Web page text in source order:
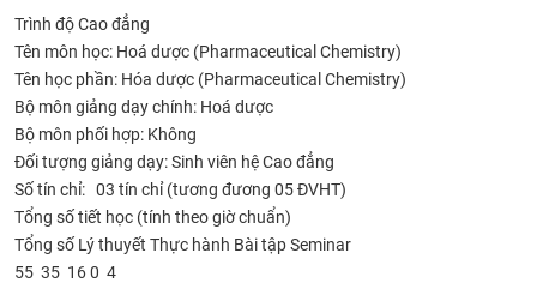
ĐÀO TẠO
ĐẢM BẢO CHẤT LƯỢNG
KHOA HỌC CÔNG NGHỆ
HTQT
CỰU NGƯỜI HỌC
Trình độ Cao đẳng
Tên môn học: Hoá dược (Pharmaceutical Chemistry)
Tên học phần: Hóa dược (Pharmaceutical Chemistry)
Bộ môn giảng dạy chính: Hoá dược
Bộ môn phối hợp: Không
Đối tượng giảng dạy:Sinh viên hệ Cao đẳng
Số tín chỉ: 03 tín chỉ (tương đương 05 ĐVHT)
Tổng số tiết học (tính theo giờ chuẩn)
Tổng số Lý thuyết Thực hành Bài tậpSeminar
55 35 160 4